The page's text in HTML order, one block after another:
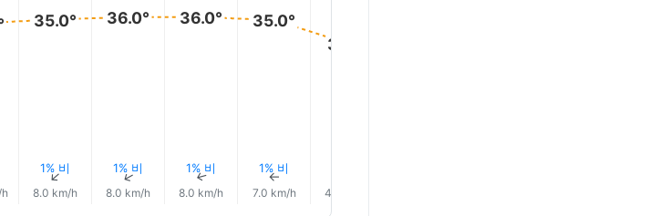
35.0°
1% 비
↑
8.0 km/h
36.0°
1% 비
↑
8.0 km/h
36.0°
1% 비
↑
8.0 km/h
35.0°
1% 비
↑
7.0 km/h
31.0°
4.0 km/h